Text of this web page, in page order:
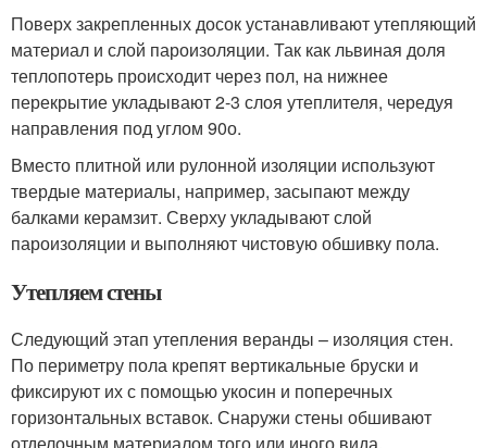
Поверх закрепленных досок устанавливают утепляющий
материал и слой пароизоляции. Так как львиная доля
теплопотерь происходит через пол, на нижнее
перекрытие укладывают 2-3 слоя утеплителя, чередуя
направления под углом 90о.
Вместо плитной или рулонной изоляции используют
твердые материалы, например, засыпают между
балками керамзит. Сверху укладывают слой
пароизоляции и выполняют чистовую обшивку пола.
Утепляем стены
Следующий этап утепления веранды – изоляция стен.
По периметру пола крепят вертикальные бруски и
фиксируют их с помощью укосин и поперечных
горизонтальных вставок. Снаружи стены обшивают